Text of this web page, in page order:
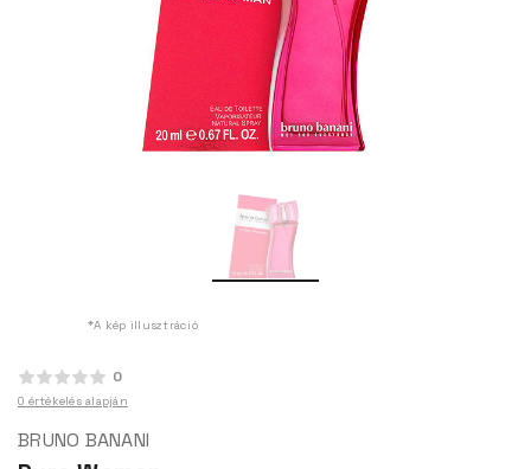
*A kép illusztráció
0
0 értékelés alapján
BRUNO BANANI